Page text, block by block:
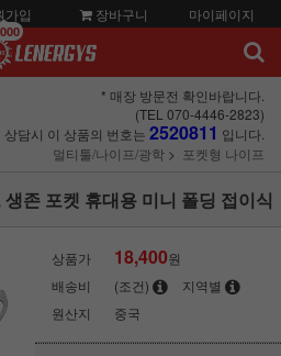
가입 장바구니 마이페이지
* 매장 방문전 확인바랍니다.
(TEL 070-4446-2823)
상담시 이 상품의 번호는 2520811 입니다.
멀티툴/나이프/광학
포켓형 나이프
존 포켓 휴대용 미니 폴딩 접이식
상품가 18,400원
배송비
(조건)
지역별
원산지
중국